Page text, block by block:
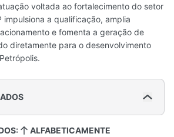
voltada ao fortalecimento do setor
impulsiona a qualificação, amplia
e fomenta a geração de
diretamente para o desenvolvimento
ALFABETICAMENTE